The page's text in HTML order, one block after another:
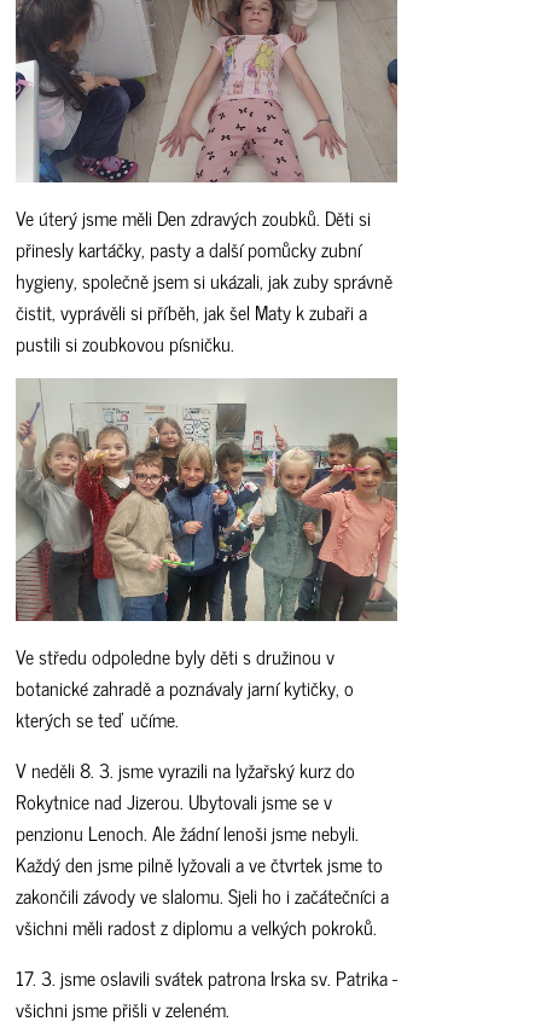
Ve úterý jsme měli Den zdravých zoubků. Děti si
přinesly kartáčky, pasty a další pomůcky zubní
hygieny, společně jsem si ukázali, jak zuby správně
čistit, vyprávěli si příběh, jak šel Maty k zubaři a
pustili si zoubkovou písničku.
Ve středu odpoledne byly děti s družinou v
botanické zahradě a poznávaly jarní kytičky, o
kterých se teď učíme.
V neděli 8. 3. jsme vyrazili na lyžařský kurz do
Rokytnice nad Jizerou. Ubytovali jsme se v
penzionu Lenoch. Ale žádní lenoši jsme nebyli.
Každý den jsme pilně lyžovali a ve čtvrtek jsme to
zakončili závody ve slalomu. Sjeli ho i začátečníci a
všichni měli radost z diplomu a velkých pokroků.
17. 3. jsme oslavili svátek patrona Irska sv. Patrika -
všichni jsme přišli v zeleném.